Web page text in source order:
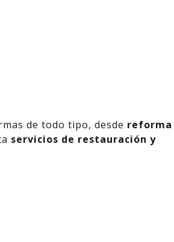
de todo tipo, desde reforma
servicios de restauración y